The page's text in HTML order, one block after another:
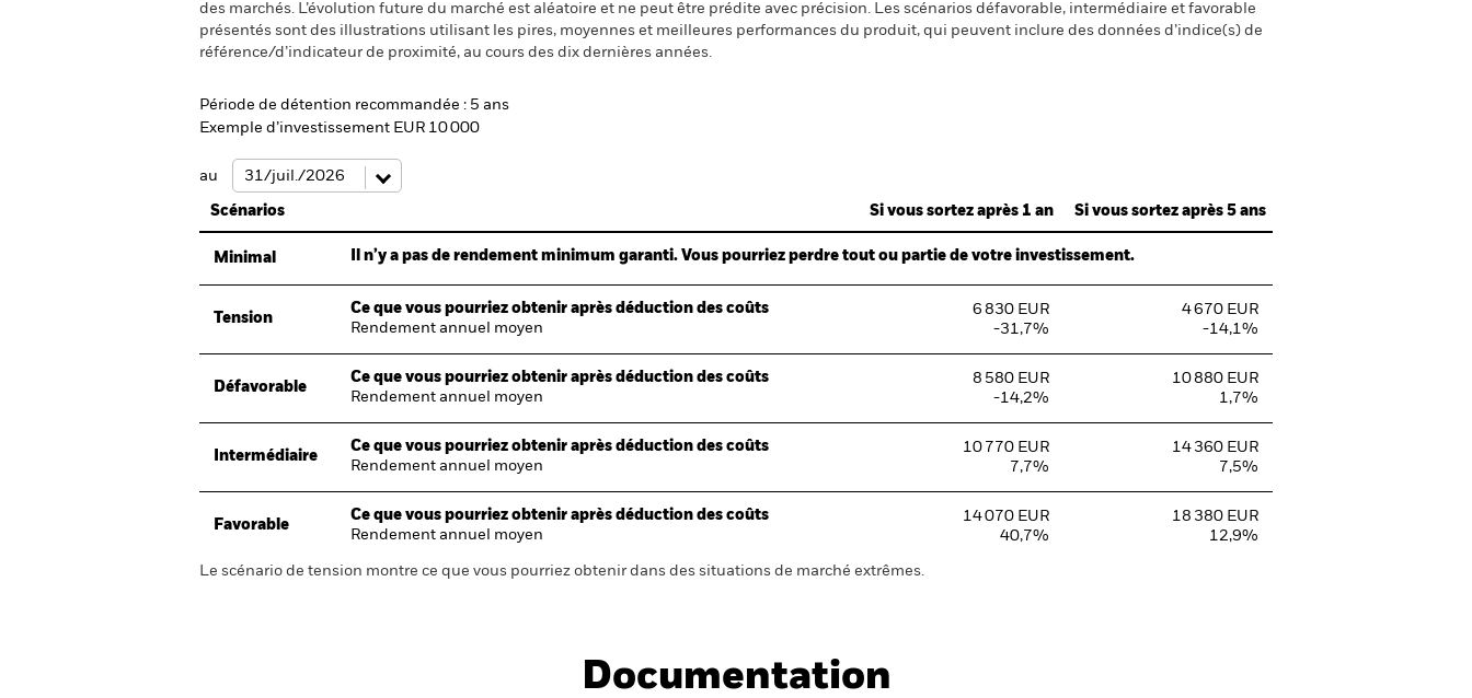
des marchés. L’évolution future du marché est aléatoire et ne peut être prédite avec précision. Les scénarios défavorable, intermédiaire et favorable
présentés sont des illustrations utilisant les pires, moyennes et meilleures performances du produit, qui peuvent inclure des données d’indice(s) de
référence/d’indicateur de proximité, au cours des dix dernières années.
Période de détention recommandée : 5 ans
Exemple d’investissement EUR 10 000
au
Scénarios Si vous sortez après 1 an Si vous sortez après 5 ans
Minimal Il n’y a pas de rendement minimum garanti. Vous pourriez perdre tout ou partie de votre investissement.
Tension
Ce que vous pourriez obtenir après déduction des coûts
Rendement annuel moyen
6 830 EUR
-31,7%
4 670 EUR
-14,1%
Défavorable
Ce que vous pourriez obtenir après déduction des coûts
Rendement annuel moyen
8 580 EUR
-14,2%
10 880 EUR
1,7%
Intermédiaire
Ce que vous pourriez obtenir après déduction des coûts
Rendement annuel moyen
10 770 EUR
7,7%
14 360 EUR
7,5%
Favorable
Ce que vous pourriez obtenir après déduction des coûts
Rendement annuel moyen
14 070 EUR
40,7%
18 380 EUR
12,9%
Le scénario de tension montre ce que vous pourriez obtenir dans des situations de marché extrêmes.
Documentation